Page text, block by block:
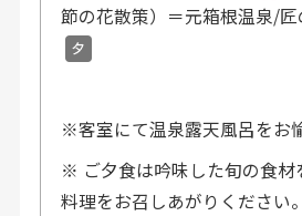
節の花散策）＝元箱根温泉/匠
※客室にて温泉露天風呂をお
※ ご夕食は吟味した旬の食材
料理をお召しあがりください。